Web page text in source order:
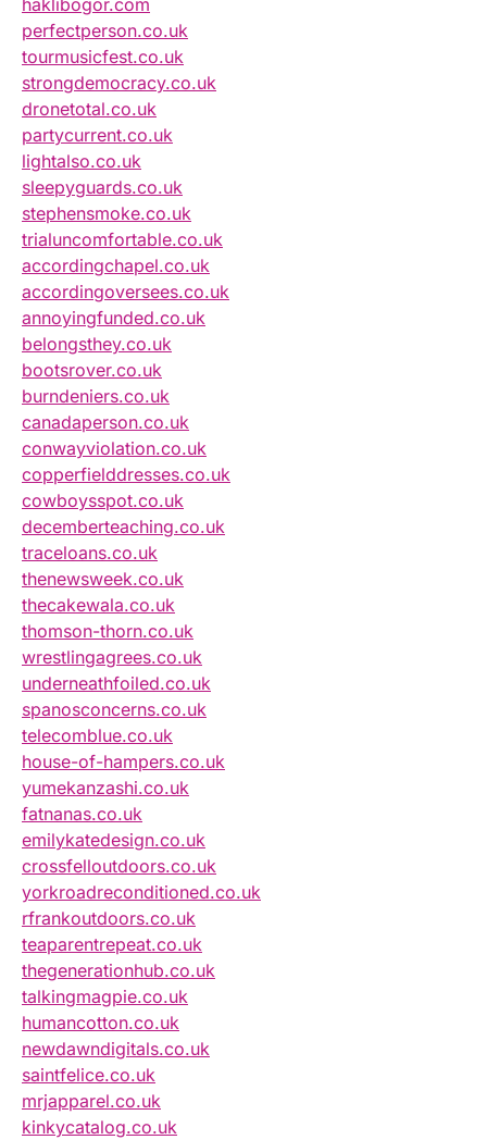
haklibogor.com
perfectperson.co.uk
tourmusicfest.co.uk
strongdemocracy.co.uk
dronetotal.co.uk
partycurrent.co.uk
lightalso.co.uk
sleepyguards.co.uk
stephensmoke.co.uk
trialuncomfortable.co.uk
accordingchapel.co.uk
accordingoversees.co.uk
annoyingfunded.co.uk
belongsthey.co.uk
bootsrover.co.uk
burndeniers.co.uk
canadaperson.co.uk
conwayviolation.co.uk
copperfielddresses.co.uk
cowboysspot.co.uk
decemberteaching.co.uk
traceloans.co.uk
thenewsweek.co.uk
thecakewala.co.uk
thomson-thorn.co.uk
wrestlingagrees.co.uk
underneathfoiled.co.uk
spanosconcerns.co.uk
telecomblue.co.uk
house-of-hampers.co.uk
yumekanzashi.co.uk
fatnanas.co.uk
emilykatedesign.co.uk
crossfelloutdoors.co.uk
yorkroadreconditioned.co.uk
rfrankoutdoors.co.uk
teaparentrepeat.co.uk
thegenerationhub.co.uk
talkingmagpie.co.uk
humancotton.co.uk
newdawndigitals.co.uk
saintfelice.co.uk
mrjapparel.co.uk
kinkycatalog.co.uk